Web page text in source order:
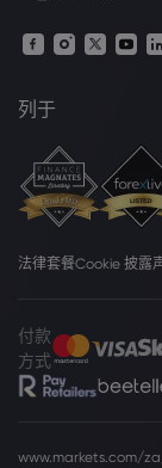
列于
法律套餐Cookie 披露
付款
方式
www.markets.com/